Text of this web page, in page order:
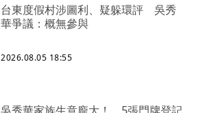
台東度假村涉圖利、疑躲環評 吳秀
華爭議：概無參與
2026.08.05 18:55